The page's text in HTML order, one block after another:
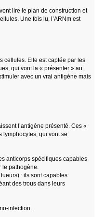
lire le plan de construction et
Une fois lu, l’ARNm est
cellules. Elle est captée par les
qui vont la « présenter » au
avec un vrai antigène mais
l’antigène présenté. Ces «
lymphocytes, qui vont se
anticorps spécifiques capables
le pathogène.
: ils sont capables
des trous dans leurs
infection.